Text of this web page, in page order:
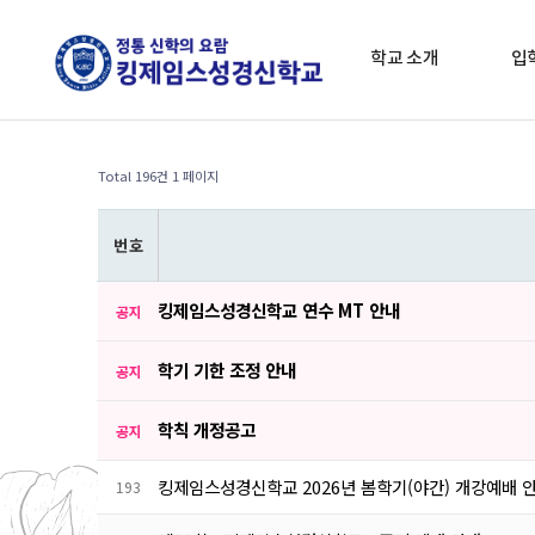
학교 소개 입
Total 196건 1 페이지
번 호
공지 킹제임스성경신학교 연수 MT 안내
공지 학기 기한 조정 안내
공지 학칙 개정공고
193 킹제임스성경신학교 2026년 봄학기(야간) 개강예배